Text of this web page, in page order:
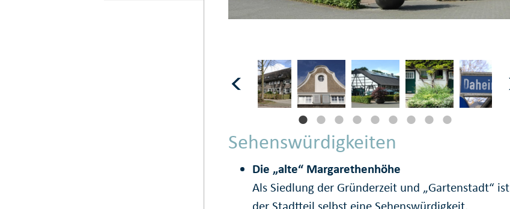
Sehenswürdigkeiten
Die „alte“ Margarethenhöhe
Als Siedlung der Gründerzeit und „Gartenstadt“ ist